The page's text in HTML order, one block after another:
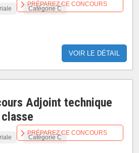
Catégorie C
VOIR LE DÉTAIL
PRÉPAREZ CE CONCOURS
Adjoint technique
Catégorie C
PRÉPAREZ CE CONCOURS